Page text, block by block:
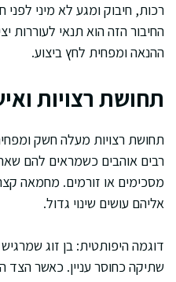
רכות, חיבוק ומגע לא מיני
החיבור הזה הוא תנאי
ההנאה ומפחית לחץ ביצוע.
תחושת רצויות
תחושת רצויות מעלה חשק
רבים אוהבים כשמראים להם
מסכימים או זורמים. מחמאה
אליהם עושים שינוי גדול.
דוגמה היפותטית: בן זוג
שתיקה כחוסר עניין. כאשר הצד